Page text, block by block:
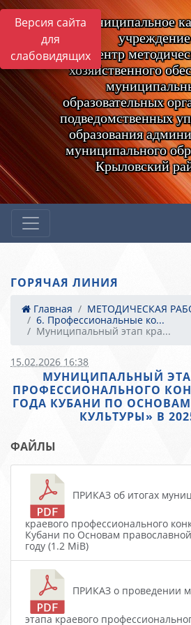
Версия сайта
для
слабовидящих
Муниципальное
учреждение
"Центр
хозяйственного
образовательных
подведомственных
образования
муниципального
Крыловский
ГОРЯЧАЯ ЛИНИЯ
Главная
МЕТОДИЧЕСКАЯ
6. Профессиональные ко...
Муниципальный этап кра...
15.02.2026 16:38
МУНИЦИПАЛЬНЫЙ
ПРОФЕССИОНАЛЬНОГО
ГОДА КУБАНИ ПО
КУЛЬТУРЫ» В
ФАЙЛЫ
ПРИКАЗ об итогах
краевого профессионального
Кубани по Основам
году (1.2 MiB)
ПРИКАЗ о проведении
этапа краевого